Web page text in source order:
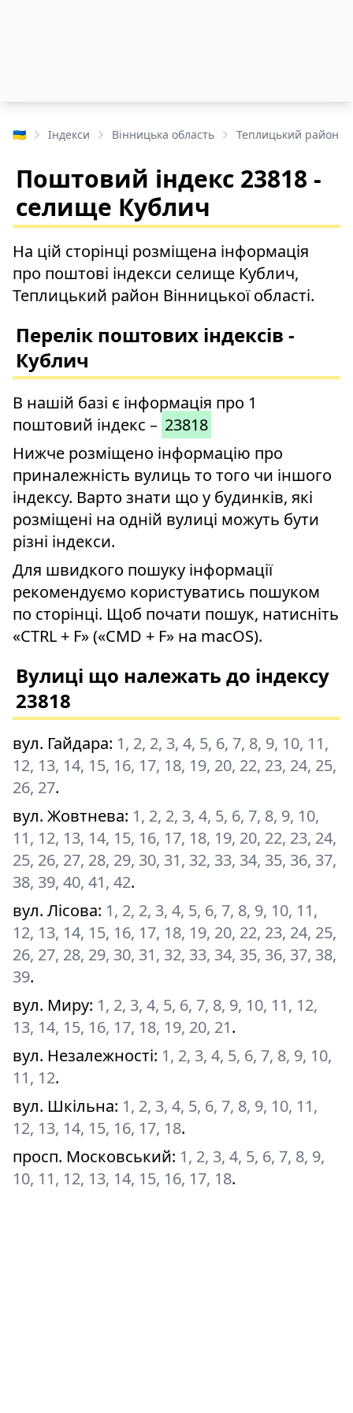
🇺🇦 Індекси Вінницька область Теплицький район
Поштовий індекс 23818 -
селище Кублич
На цій сторінці розміщена інформація
про поштові індекси селище Кублич,
Теплицький район Вінницької області.
Перелік поштових індексів -
Кублич
В нашій базі є інформація про 1
поштовий індекс – 23818
Нижче розміщено інформацію про
приналежність вулиць то того чи іншого
індексу. Варто знати що у будинків, які
розміщені на одній вулиці можуть бути
різні індекси.
Для швидкого пошуку інформації
рекомендуємо користуватись пошуком
по сторінці. Щоб почати пошук, натисніть
«CTRL + F» («CMD + F» на macOS).
Вулиці що належать до індексу
23818
вул. Гайдара: 1, 2, 2, 3, 4, 5, 6, 7, 8, 9, 10, 11,
12, 13, 14, 15, 16, 17, 18, 19, 20, 22, 23, 24, 25,
26, 27.
вул. Жовтнева: 1, 2, 2, 3, 4, 5, 6, 7, 8, 9, 10,
11, 12, 13, 14, 15, 16, 17, 18, 19, 20, 22, 23, 24,
25, 26, 27, 28, 29, 30, 31, 32, 33, 34, 35, 36, 37,
38, 39, 40, 41, 42.
вул. Лісова: 1, 2, 2, 3, 4, 5, 6, 7, 8, 9, 10, 11,
12, 13, 14, 15, 16, 17, 18, 19, 20, 22, 23, 24, 25,
26, 27, 28, 29, 30, 31, 32, 33, 34, 35, 36, 37, 38,
39.
вул. Миру: 1, 2, 3, 4, 5, 6, 7, 8, 9, 10, 11, 12,
13, 14, 15, 16, 17, 18, 19, 20, 21.
вул. Незалежності: 1, 2, 3, 4, 5, 6, 7, 8, 9, 10,
11, 12.
вул. Шкільна: 1, 2, 3, 4, 5, 6, 7, 8, 9, 10, 11,
12, 13, 14, 15, 16, 17, 18.
просп. Московський: 1, 2, 3, 4, 5, 6, 7, 8, 9,
10, 11, 12, 13, 14, 15, 16, 17, 18.